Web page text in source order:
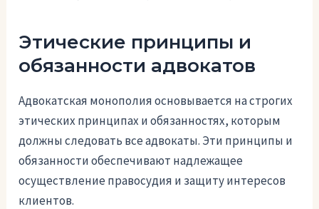
Этические принципы и
обязанности адвокатов
Адвокатская монополия основывается на строгих
этических принципах и обязанностях, которым
должны следовать все адвокаты. Эти принципы и
обязанности обеспечивают надлежащее
осуществление правосудия и защиту интересов
клиентов.